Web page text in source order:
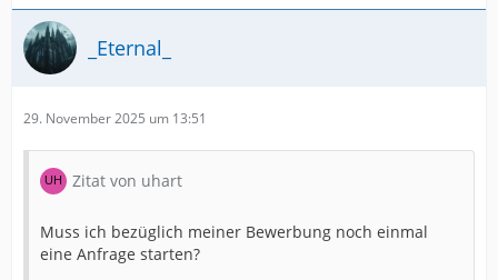
_Eternal_
29. November 2025 um 13:51
Zitat von uhart
Muss ich bezüglich meiner Bewerbung noch einmal
eine Anfrage starten?